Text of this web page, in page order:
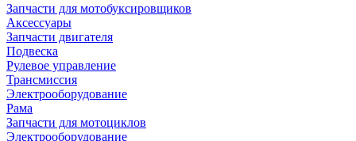
Запчасти для мотобуксировщиков
Аксессуары
Запчасти двигателя
Подвеска
Рулевое управление
Трансмиссия
Электрооборудование
Рама
Запчасти для мотоциклов
Электрооборудование